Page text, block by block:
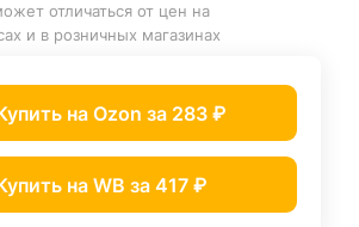
отличаться от цен на
и в розничных магазинах
на Ozon за 283 ₽
на WB за 417 ₽